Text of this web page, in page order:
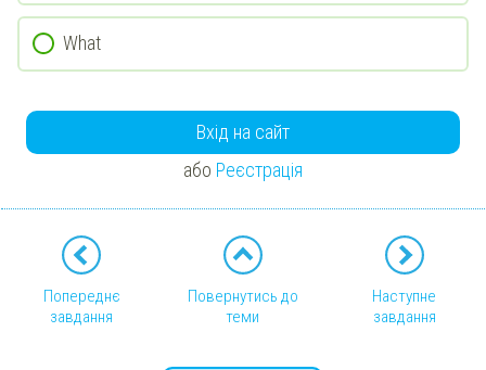
What
Вхід на сайт
або Реєстрація
Попереднє
завдання
Повернутись до
теми
Наступне
завдання